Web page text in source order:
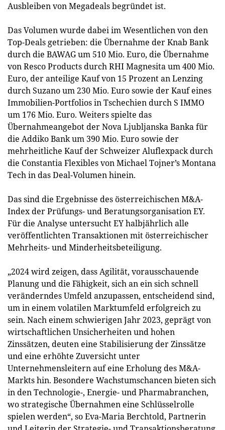
Ausbleiben von Megadeals begründet ist.
Das Volumen wurde dabei im Wesentlichen von den
Top-Deals getrieben: die Übernahme der Knab Bank
durch die BAWAG um 510 Mio. Euro, die Übernahme
von Resco Products durch RHI Magnesita um 400 Mio.
Euro, der anteilige Kauf von 15 Prozent an Lenzing
durch Suzano um 230 Mio. Euro sowie der Kauf eines
Immobilien-Portfolios in Tschechien durch S IMMO
um 176 Mio. Euro. Weiters spielte das
Übernahmeangebot der Nova Ljubljanska Banka für
die Addiko Bank um 390 Mio. Euro sowie der
mehrheitliche Kauf der Schweizer Aluflexpack durch
die Constantia Flexibles von Michael Tojner’s Montana
Tech in das Deal-Volumen hinein.
Das sind die Ergebnisse des österreichischen M&A-
Index der Prüfungs- und Beratungsorganisation EY.
Für die Analyse untersucht EY halbjährlich alle
veröffentlichten Transaktionen mit österreichischer
Mehrheits- und Minderheitsbeteiligung.
„2024 wird zeigen, dass Agilität, vorausschauende
Planung und die Fähigkeit, sich an ein sich schnell
veränderndes Umfeld anzupassen, entscheidend sind,
um in einem volatilen Marktumfeld erfolgreich zu
sein. Nach einem schwierigen Jahr 2023, geprägt von
wirtschaftlichen Unsicherheiten und hohen
Zinssätzen, deuten eine Stabilisierung der Zinssätze
und eine erhöhte Zuversicht unter
Unternehmensleitern auf eine Erholung des M&A-
Markts hin. Besondere Wachstumschancen bieten sich
in den Technologie-, Energie- und Pharmabranchen,
wo strategische Übernahmen eine Schlüsselrolle
spielen werden“, so Eva-Maria Berchtold, Partnerin